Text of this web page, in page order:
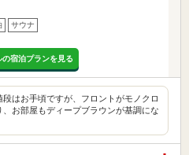
サウナ
宿泊プランを見る
はお手頃ですが、フロントがモノクロ
お部屋もディープブラウンが基調にな